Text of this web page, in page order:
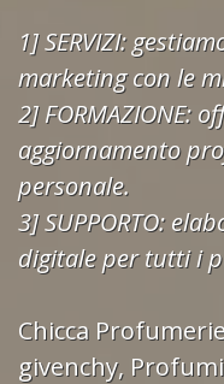
1] SERVIZI:
marketing con le
2] FORMAZIONE:
aggiornamento
personale.
3] SUPPORTO:
digitale per tutti i
Chicca
givenchy,